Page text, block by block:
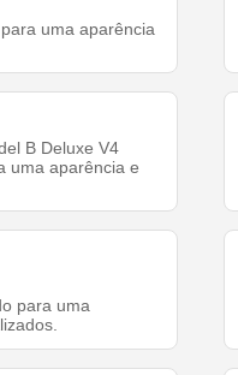
uma aparência
B Deluxe V4
uma aparência e
para uma